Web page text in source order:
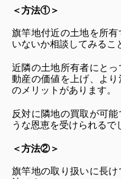
＜方法①＞
旗竿地付近の土地を所
いないか相談してみるこ
近隣の土地所有者にと
動産の価値を上げ、よ
のメリットがあります。
反対に隣地の買取が可
うな恩恵を受けられるで
＜方法②＞
旗竿地の取り扱いに長